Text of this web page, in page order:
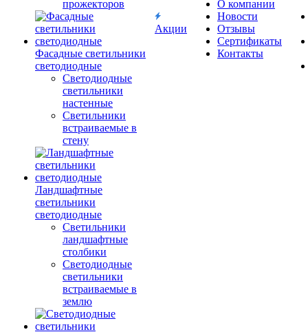
прожекторов
Фасадные светильники
светодиодные
Светодиодные
светильники
настенные
Светильники
встраиваемые в
стену
Ландшафтные
светильники
светодиодные
Светильники
ландшафтные
столбики
Светодиодные
светильники
встраиваемые в
землю
Акции
О компании
Новости
Отзывы
Сертификаты
Контакты